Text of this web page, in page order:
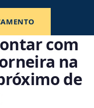
com
na
de